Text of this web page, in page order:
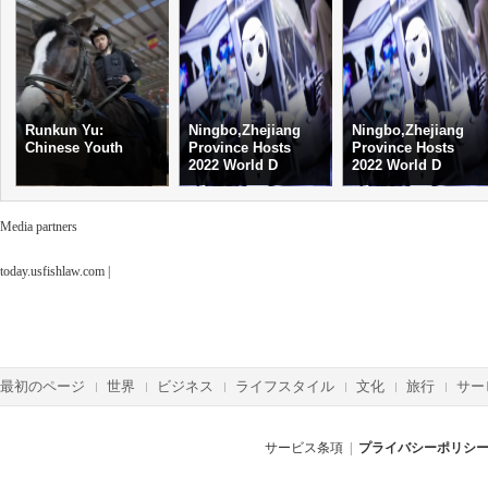
Runkun Yu:
Chinese Youth
Ningbo,Zhejiang
Province Hosts
2022 World D
Ningbo,Zhejiang
Province Hosts
2022 World D
Media partners
today.usfishlaw.com
最初のページ 世界 ビジネス ライフスタイル 文化 旅行 サー
サービス条項 プライバシーポリシー